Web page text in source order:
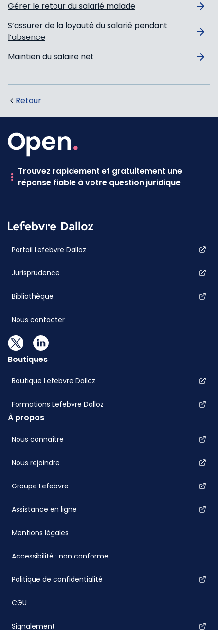
Gérer le retour du salarié malade
S’assurer de la loyauté du salarié pendant
l’absence
Maintien du salaire net
Retour
Trouvez rapidement et gratuitement une
réponse fiable à votre question juridique
Portail Lefebvre Dalloz
Jurisprudence
Bibliothèque
Nous contacter
Boutiques
Boutique Lefebvre Dalloz
Formations Lefebvre Dalloz
À propos
Nous connaître
Nous rejoindre
Groupe Lefebvre
Assistance en ligne
Mentions légales
Accessibilité : non conforme
Politique de confidentialité
CGU
Signalement